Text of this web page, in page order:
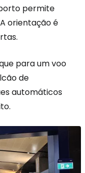
permite
orientação é
para um voo
de
automáticos